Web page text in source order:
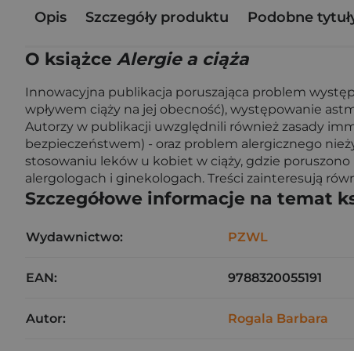
Opis Szczegóły produktu Podobne
O książce Alergie a ciąża
Innowacyjna publikacja poruszająca problem
wpływem ciąży na jej obecność), występowanie
Autorzy w publikacji uwzględnili również zasady
bezpieczeństwem) - oraz problem alergicznego
stosowaniu leków u kobiet w ciąży, gdzie
alergologach i ginekologach. Treści zainteresują
Szczegółowe informacje na temat
Wydawnictwo: PZWL
EAN: 9788320055191
Autor: Rogala Barbara